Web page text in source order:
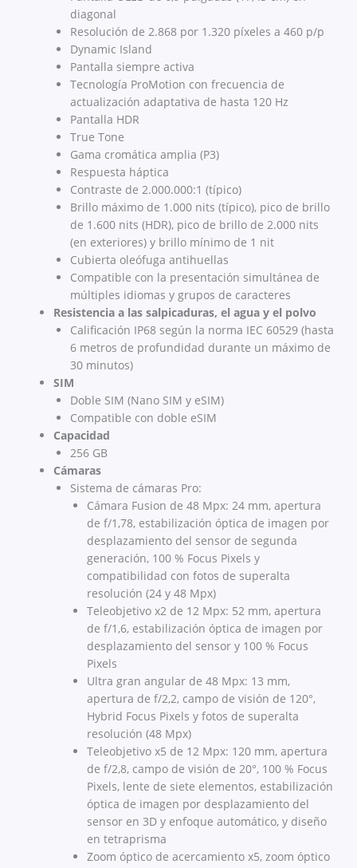
diagonal
Resolución de 2.868 por 1.320 píxeles a 460 p/p
Dynamic Island
Pantalla siempre activa
Tecnología ProMotion con frecuencia de
actualización adaptativa de hasta 120 Hz
Pantalla HDR
True Tone
Gama cromática amplia (P3)
Respuesta háptica
Contraste de 2.000.000:1 (típico)
Brillo máximo de 1.000 nits (típico), pico de brillo
de 1.600 nits (HDR), pico de brillo de 2.000 nits
(en exteriores) y brillo mínimo de 1 nit
Cubierta oleófuga antihuellas
Compatible con la presentación simultánea de
múltiples idiomas y grupos de caracteres
Resistencia a las salpicaduras, el agua y el polvo
Calificación IP68 según la norma IEC 60529 (hasta
6 metros de profundidad durante un máximo de
30 minutos)
SIM
Doble SIM (Nano SIM y eSIM)
Compatible con doble eSIM
Capacidad
256 GB
Cámaras
Sistema de cámaras Pro:
Cámara Fusion de 48 Mpx: 24 mm, apertura
de f/1,78, estabilización óptica de imagen por
desplazamiento del sensor de segunda
generación, 100 % Focus Pixels y
compatibilidad con fotos de superalta
resolución (24 y 48 Mpx)
Teleobjetivo x2 de 12 Mpx: 52 mm, apertura
de f/1,6, estabilización óptica de imagen por
desplazamiento del sensor y 100 % Focus
Pixels
Ultra gran angular de 48 Mpx: 13 mm,
apertura de f/2,2, campo de visión de 120°,
Hybrid Focus Pixels y fotos de superalta
resolución (48 Mpx)
Teleobjetivo x5 de 12 Mpx: 120 mm, apertura
de f/2,8, campo de visión de 20°, 100 % Focus
Pixels, lente de siete elementos, estabilización
óptica de imagen por desplazamiento del
sensor en 3D y enfoque automático, y diseño
en tetraprisma
Zoom óptico de acercamiento x5, zoom óptico